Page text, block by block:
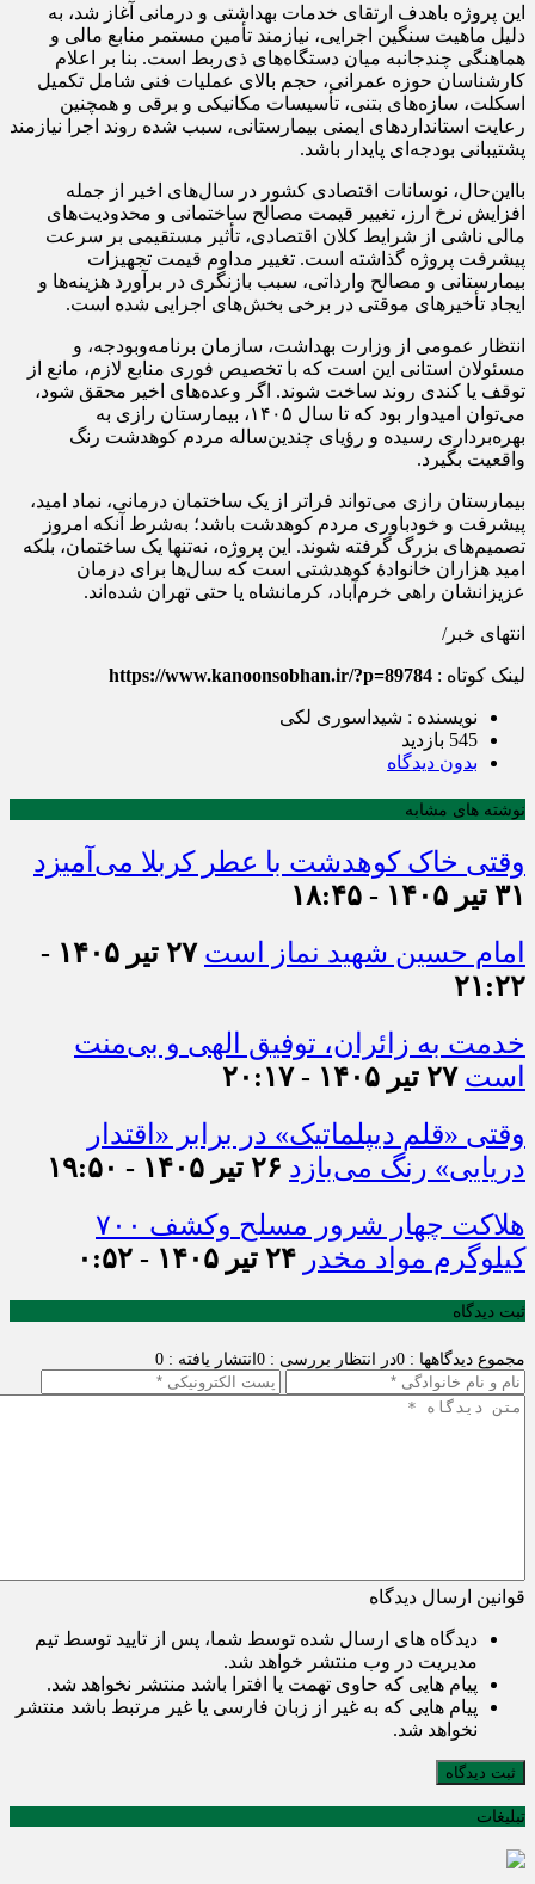
این پروژه باهدف ارتقای خدمات بهداشتی و درمانی آغاز شد، به
دلیل ماهیت سنگین اجرایی، نیازمند تأمین مستمر منابع مالی و
هماهنگی چندجانبه میان دستگاه‌های ذی‌ربط است. بنا بر اعلام
کارشناسان حوزه عمرانی، حجم بالای عملیات فنی شامل تکمیل
اسکلت، سازه‌های بتنی، تأسیسات مکانیکی و برقی و همچنین
رعایت استانداردهای ایمنی بیمارستانی، سبب شده روند اجرا نیازمند
پشتیبانی بودجه‌ای پایدار باشد.
بااین‌حال، نوسانات اقتصادی کشور در سال‌های اخیر از جمله
افزایش نرخ ارز، تغییر قیمت مصالح ساختمانی و محدودیت‌های
مالی ناشی از شرایط کلان اقتصادی، تأثیر مستقیمی بر سرعت
پیشرفت پروژه گذاشته است. تغییر مداوم قیمت تجهیزات
بیمارستانی و مصالح وارداتی، سبب بازنگری در برآورد هزینه‌ها و
ایجاد تأخیرهای موقتی در برخی بخش‌های اجرایی شده است.
انتظار عمومی از وزارت بهداشت، سازمان برنامه‌وبودجه، و
مسئولان استانی این است که با تخصیص فوری منابع لازم، مانع از
توقف یا کندی روند ساخت شوند. اگر وعده‌های اخیر محقق شود،
می‌توان امیدوار بود که تا سال ۱۴۰۵، بیمارستان رازی به
بهره‌برداری رسیده و رؤیای چندین‌ساله مردم کوهدشت رنگ
واقعیت بگیرد.
بیمارستان رازی می‌تواند فراتر از یک ساختمان درمانی، نماد امید،
پیشرفت و خودباوری مردم کوهدشت باشد؛ به‌شرط آنکه امروز
تصمیم‌های بزرگ گرفته شوند. این پروژه، نه‌تنها یک ساختمان، بلکه
امید هزاران خانوادهٔ کوهدشتی است که سال‌ها برای درمان
عزیزانشان راهی خرم‌آباد، کرمانشاه یا حتی تهران شده‌اند.
انتهای خبر/
لینک کوتاه : https://www.kanoonsobhan.ir/?p=89784
نویسنده : شیداسوری لکی
545 بازدید
بدون دیدگاه
نوشته های مشابه
وقتی خاک کوهدشت با عطر کربلا می‌آمیزد
۳۱ تیر ۱۴۰۵ - ۱۸:۴۵
امام حسین شهید نماز است
۲۷ تیر ۱۴۰۵ -
۲۱:۲۲
خدمت به زائران، توفیق الهی و بی‌منت
است ۲۷ تیر ۱۴۰۵ - ۲۰:۱۷
وقتی «قلم دیپلماتیک» در برابر «اقتدار
دریایی» رنگ می‌بازد ۲۶ تیر ۱۴۰۵ - ۱۹:۵۰
هلاکت چهار شرور مسلح وکشف ۷۰۰
کیلوگرم مواد مخدر ۲۴ تیر ۱۴۰۵ - ۰:۵۲
ثبت دیدگاه
مجموع دیدگاهها : 0 در انتظار بررسی : 0 انتشار یافته : 0
قوانین ارسال دیدگاه
دیدگاه های ارسال شده توسط شما، پس از تایید توسط تیم
مدیریت در وب منتشر خواهد شد.
پیام هایی که حاوی تهمت یا افترا باشد منتشر نخواهد شد.
پیام هایی که به غیر از زبان فارسی یا غیر مرتبط باشد منتشر
نخواهد شد.
ثبت دیدگاه
تبلیغات